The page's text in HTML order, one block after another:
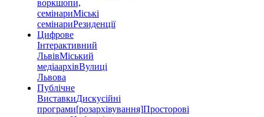
воркшопи,
семінариМіські
семінариРезиденції
Цифрове
Інтерактивний
ЛьвівМіський
медіаархівВулиці
Львова
Публічне
ВиставкиДискусійні
програми[розархівування]Просторові